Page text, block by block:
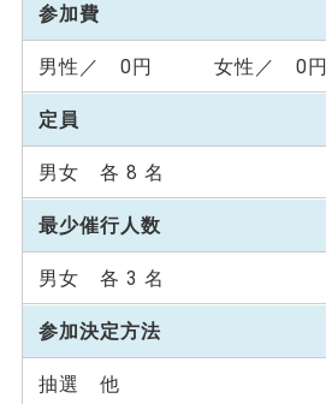
参加費
男性／ 0円 女性／ 0円
定員
男女 各 8 名
最少催行人数
男女 各 3 名
参加決定方法
抽選 他